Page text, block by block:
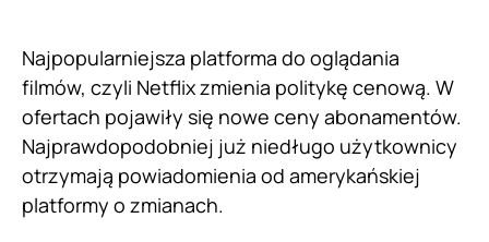
Najpopularniejsza platforma do oglądania
filmów, czyli Netflix zmienia politykę cenową. W
ofertach pojawiły się nowe ceny abonamentów.
Najprawdopodobniej już niedługo użytkownicy
otrzymają powiadomienia od amerykańskiej
platformy o zmianach.